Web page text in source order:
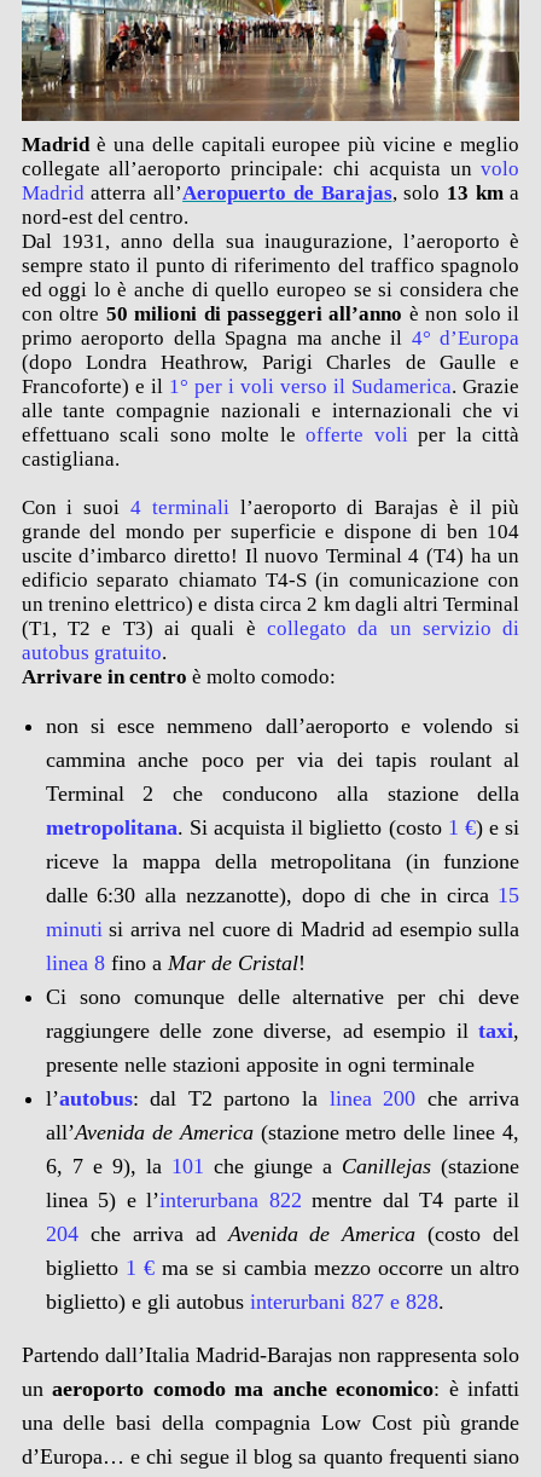
Madrid è una delle capitali europee più vicine e meglio
collegate all’aeroporto principale: chi acquista unvolo
Madrid atterra all’Aeropuerto de Barajas, solo 13 kma
nord-est del centro.
Dal 1931, anno della sua inaugurazione, l’aeroporto è
sempre stato il punto di riferimento del traffico spagnolo
ed oggi lo è anche di quello europeo se si considera che
con oltre 50 milioni di passeggeri all’anno è non solo il
primo aeroporto della Spagna ma anche il 4° d’Europa
(dopo Londra Heathrow, Parigi Charles de Gaulle e
Francoforte) e il 1° per i voli verso il Sudamerica. Grazie
alle tante compagnie nazionali e internazionali che vi
effettuano scali sono molte leofferte voliper la città
castigliana.
Con i suoi 4 terminalil’aeroporto di Barajas è il più
grande del mondo per superficie e dispone di ben 104
uscite d’imbarco diretto! Il nuovo Terminal 4 (T4) ha un
edificio separato chiamato T4-S (in comunicazione con
un trenino elettrico) e dista circa 2 km dagli altri Terminal
(T1, T2 e T3) ai quali ècollegato da un servizio di
autobus gratuito.
Arrivare in centro è molto comodo:
non si esce nemmeno dall’aeroporto e volendo si
cammina anche poco per via dei tapis roulant al
Terminal 2 che conducono alla stazione della
metropolitana. Si acquista il biglietto (costo 1 €) e si
riceve la mappa della metropolitana (in funzione
dalle 6:30 alla nezzanotte), dopo di che in circa 15
minutisi arriva nel cuore di Madrid ad esempio sulla
linea 8fino a Mar de Cristal!
Ci sono comunque delle alternative per chi deve
raggiungere delle zone diverse, ad esempio iltaxi,
presente nelle stazioni apposite in ogni terminale
l’autobus: dal T2 partono la linea 200 che arriva
all’Avenida de America(stazione metro delle linee 4,
6, 7 e 9), la 101 che giunge a Canillejas(stazione
linea 5) e l’interurbana 822 mentre dal T4 parte il
204che arriva adAvenida de America (costo del
biglietto1 €ma se si cambia mezzo occorre un altro
biglietto) e gli autobus interurbani 827 e 828.
Partendo dall’Italia Madrid-Barajas non rappresenta solo
unaeroporto comodo ma anche economico: è infatti
una delle basi della compagnia Low Cost più grande
d’Europa… e chi segue il blog sa quanto frequenti siano